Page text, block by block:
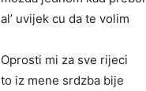
al’ uvijek cu da te volim
Oprosti mi za sve rijeci
to iz mene srdzba bije